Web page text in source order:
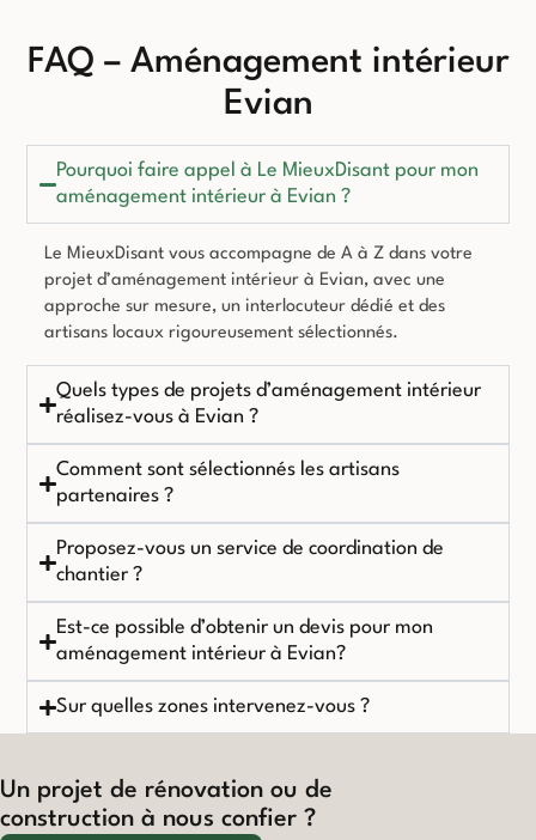
FAQ – Aménagement intérieur
Evian
Pourquoi faire appel à Le MieuxDisant pour mon
aménagement intérieur à Evian ?
Le MieuxDisant vous accompagne de A à Z dans votre
projet d’aménagement intérieur à Evian, avec une
approche sur mesure, un interlocuteur dédié et des
artisans locaux rigoureusement sélectionnés.
Quels types de projets d’aménagement intérieur
réalisez-vous à Evian ?
Comment sont sélectionnés les artisans
partenaires ?
Proposez-vous un service de coordination de
chantier ?
Est-ce possible d’obtenir un devis pour mon
aménagement intérieur à Evian?
Sur quelles zones intervenez-vous ?
Un projet de rénovation ou de
construction à nous confier ?